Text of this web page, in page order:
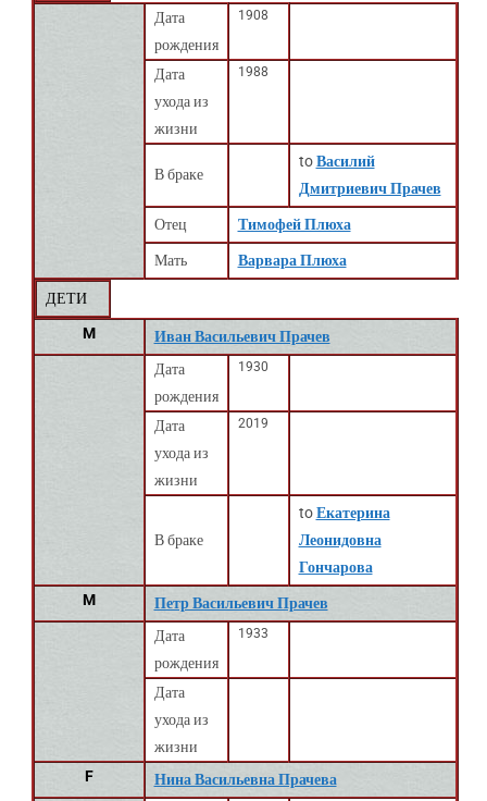
Дата
рождения
1908
Дата
ухода из
жизни
1988
В браке
toВасилий
Дмитриевич Прачев
Отец Тимофей Плюха
Мать Варвара Плюха
ДЕТИ
M
Иван Васильевич Прачев
Дата
рождения
1930
Дата
ухода из
жизни
2019
В браке
toЕкатерина
Леонидовна
Гончарова
M
Петр Васильевич Прачев
Дата
рождения
1933
Дата
ухода из
жизни
F
Нина Васильевна Прачева